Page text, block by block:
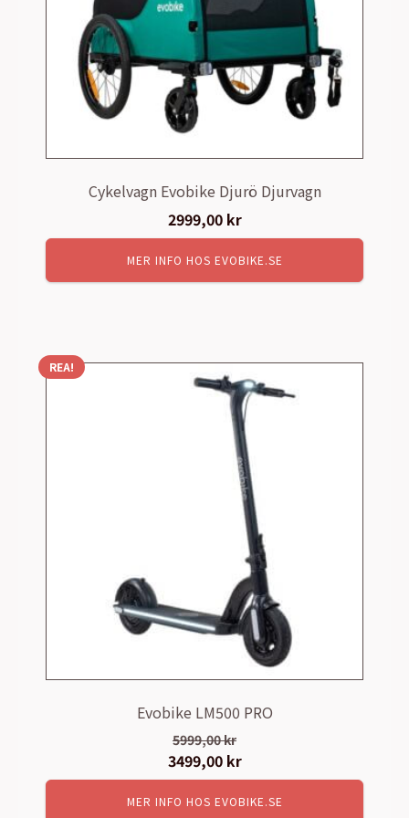
Cykelvagn Evobike Djurö Djurvagn
2999,00 kr
MER INFO HOS EVOBIKE.SE
REA!
Evobike LM500 PRO
5999,00kr
Det
ursprungliga
priset
3499,00 krDet
nuvarande
priset
MER INFO HOS EVOBIKE.SE